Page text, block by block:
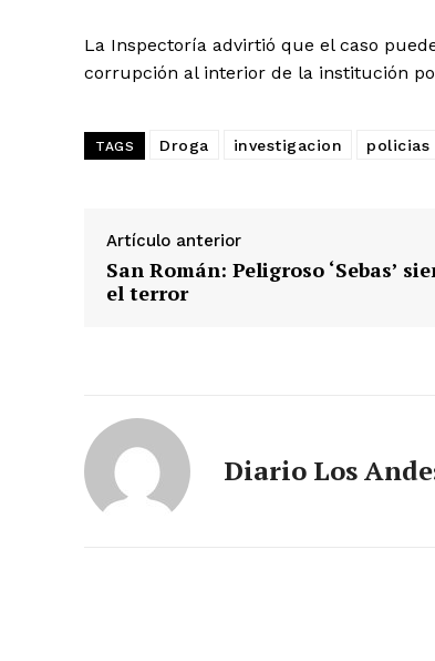
La Inspectoría advirtió que el caso
corrupción al interior de la institución
TAGS Droga investigacion policias
Artículo anterior
San Román: Peligroso ‘Sebas’
el terror
Diario Los